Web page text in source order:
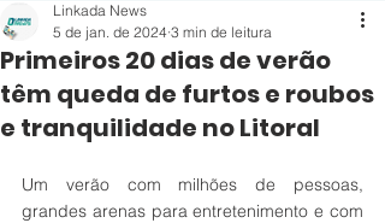
Primeiros 20 dias de verão
têm queda de furtos e roubos
e tranquilidade no Litoral
Linkada News
5 de jan. de 2024 3 min de leitura
Um verão com milhões de pessoas,
grandes arenas para entretenimento e com